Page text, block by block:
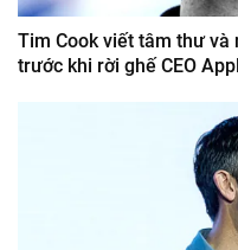
Tim Cook viết tâm thư và
trước khi rời ghế CEO